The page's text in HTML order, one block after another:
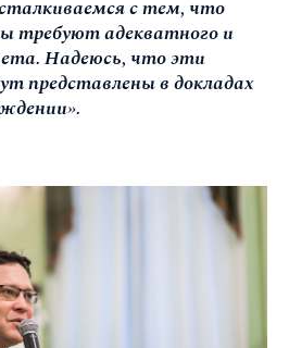
с тем, что
требуют адекватного и
Надеюсь, что эти
представлены в докладах